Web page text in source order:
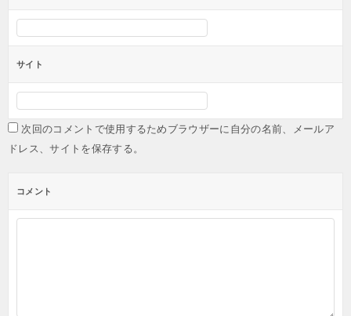
サイト
次回のコメントで使用するためブラウザーに自分の名前、メールア
ドレス、サイトを保存する。
コメント